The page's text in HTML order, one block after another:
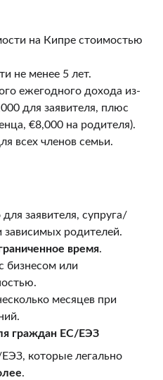
на Кипре стоимостью
не менее 5 лет.
ежегодного дохода из-
для заявителя, плюс
€8,000 на родителя).
всех членов семьи.
заявителя, супруга/
зависимых родителей.
время.
бизнесом или
месяцев при
граждан ЕС/ЕЭЗ
которые легально
.